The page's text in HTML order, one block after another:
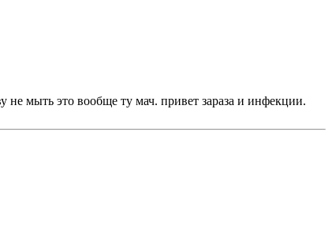
не мыть это вообще ту мач. привет зараза и инфекции.